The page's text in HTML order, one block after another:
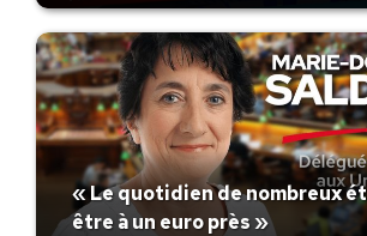
« Le quotidien de nombreux
être à un euro près »